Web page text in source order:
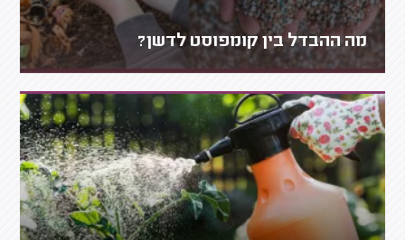
מה ההבדל בין קומפוסט לדשן?